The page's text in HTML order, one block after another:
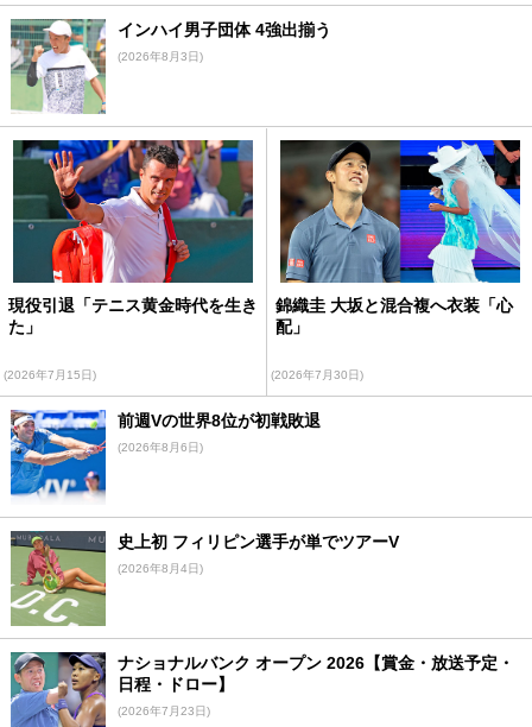
インハイ男子団体 4強出揃う
(2026年8月3日)
現役引退「テニス黄金時代を生き
た」
(2026年7月15日)
錦織圭 大坂と混合複へ衣装「心
配」
(2026年7月30日)
前週Vの世界8位が初戦敗退
(2026年8月6日)
史上初 フィリピン選手が単でツアーV
(2026年8月4日)
ナショナルバンク オープン 2026【賞金・放送予定・
日程・ドロー】
(2026年7月23日)